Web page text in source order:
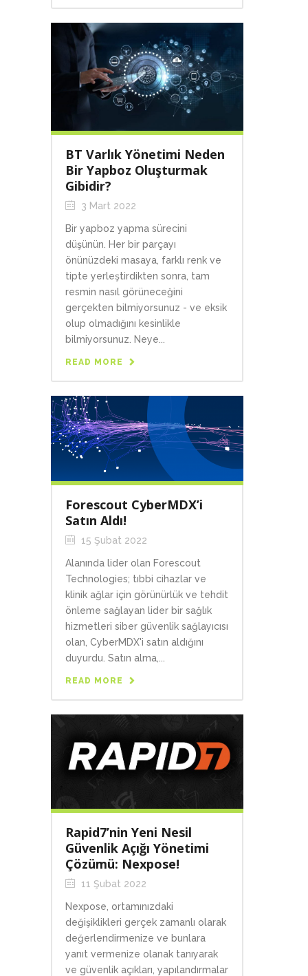
BT Varlık Yönetimi Neden
Bir Yapboz Oluşturmak
Gibidir?
3 Mart 2022
Bir yapboz yapma sürecini
düşünün. Her bir parçayı
önünüzdeki masaya, farklı renk ve
tipte yerleştirdikten sonra, tam
resmin nasıl görüneceğini
gerçekten bilmiyorsunuz - ve eksik
olup olmadığını kesinlikle
bilmiyorsunuz. Neye...
READ MORE
Forescout CyberMDX’i
Satın Aldı!
15 Şubat 2022
Alanında lider olan Forescout
Technologies; tıbbi cihazlar ve
klinik ağlar için görünürlük ve tehdit
önleme sağlayan lider bir sağlık
hizmetleri siber güvenlik sağlayıcısı
olan, CyberMDX'i satın aldığını
duyurdu. Satın alma,...
READ MORE
Rapid7’nin Yeni Nesil
Güvenlik Açığı Yönetimi
Çözümü: Nexpose!
11 Şubat 2022
Nexpose, ortamınızdaki
değişiklikleri gerçek zamanlı olarak
değerlendirmenize ve bunlara
yanıt vermenize olanak tanıyarak
ve güvenlik açıkları, yapılandırmalar